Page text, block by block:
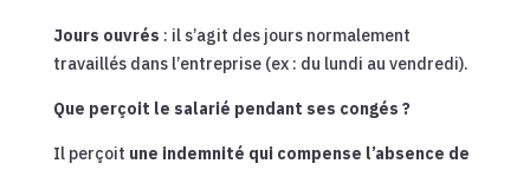
Jours ouvrés : il s’agit des jours normalement
travaillés dans l’entreprise (ex : du lundi au vendredi).
Que perçoit le salarié pendant ses congés ?
Il perçoit une indemnité qui compense l’absence de